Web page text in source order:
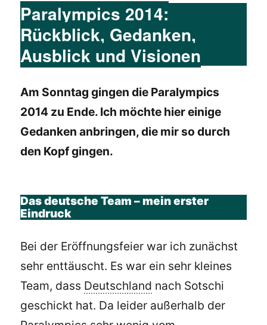
Paralympics 2014:
Rückblick, Gedanken,
Ausblick und Visionen
Am Sonntag gingen die Paralympics
2014 zu Ende. Ich möchte hier einige
Gedanken anbringen, die mir so durch
den Kopf gingen.
Das deutsche Team – mein erster
Eindruck
Bei der Eröffnungsfeier war ich zunächst
sehr enttäuscht. Es war ein sehr kleines
Team, dass Deutschland nach Sotschi
geschickt hat. Da leider außerhalb der